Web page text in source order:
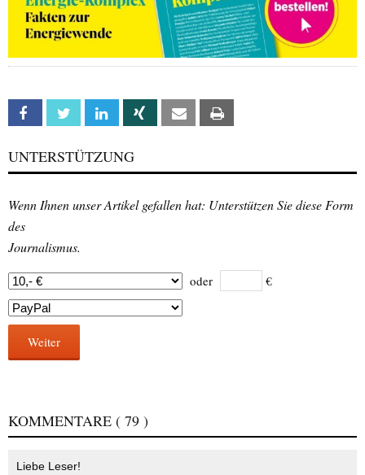
Facebook Twitter Linkedin Xing Email
UNTERSTÜTZUNG
Wenn Ihnen unser Artikel gefallen hat: Unterstützen Sie diese Form
des
Journalismus.
oder €
Weiter
KOMMENTARE ( 79 )
Liebe Leser!